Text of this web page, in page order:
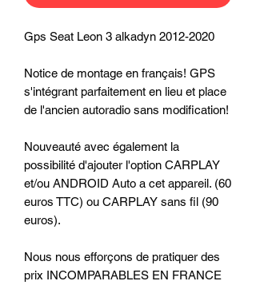
Gps Seat Leon 3 alkadyn 2012-2020
Notice de montage en français! GPS
s'intégrant parfaitement en lieu et place
de l'ancien autoradio sans modification!
Nouveauté avec également la
possibilité d'ajouter l'option CARPLAY
et/ou ANDROID Auto a cet appareil. (60
euros TTC) ou CARPLAY sans fil (90
euros).
Nous nous efforçons de pratiquer des
prix INCOMPARABLES EN FRANCE